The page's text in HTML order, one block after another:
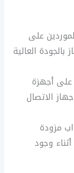
على
بالجودة العالية
أجهزة
الاتصال
مزودة
وجود